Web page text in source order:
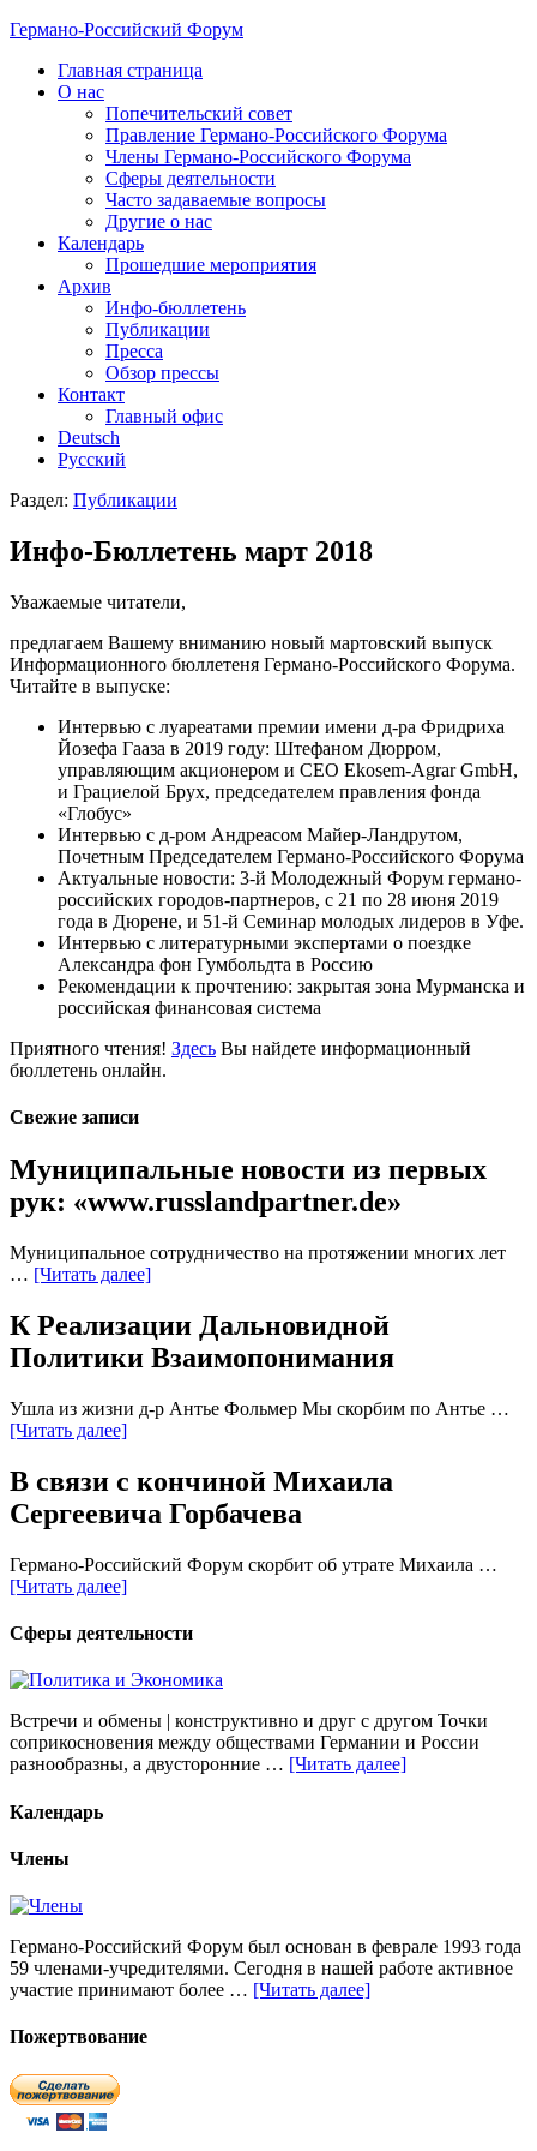
Германо-Российский Форум
Главная страница
О нас
Попечительский совет
Правление Германо-Российского Форума
Члены Германо-Российского Форума
Сферы деятельности
Часто задаваемые вопросы
Другие о нас
Календарь
Прошедшие мероприятия
Архив
Инфо-бюллетень
Публикации
Пресса
Обзор прессы
Контакт
Главный офис
Deutsch
Русский
Раздел: Публикации
Инфо-Бюллетень март 2018
Уважаемые читатели,
предлагаем Вашему вниманию новый мартовский выпуск
Информационного бюллетеня Германо-Российского Форума.
Читайте в выпуске:
Интервью с луареатами премии имени д-ра Фридриха
Йозефа Гааза в 2019 году: Штефаном Дюрром,
управляющим акционером и CEO Ekosem-Agrar GmbH,
и Грациелой Брух, председателем правления фонда
«Глобус»
Интервью с д-ром Андреасом Майер-Ландрутом,
Почетным Председателем Германо-Российского Форума
Актуальные новости: 3-й Молодежный Форум германо-
российских городов-партнеров, с 21 по 28 июня 2019
года в Дюрене, и 51-й Семинар молодых лидеров в Уфе.
Интервью с литературными экспертами о поездке
Александра фон Гумбольдта в Россию
Рекомендации к прочтению: закрытая зона Мурманска и
российская финансовая система
Приятного чтения! Здесь Вы найдете информационный
бюллетень онлайн.
Свежие записи
Муниципальные новости из первых
рук: «www.russlandpartner.de»
Муниципальное сотрудничество на протяжении многих лет
… [Читать далее]
К Реализации Дальновидной
Политики Взаимопонимания
Ушла из жизни д-р Антье Фольмер Мы скорбим по Антье …
[Читать далее]
В связи с кончиной Михаила
Сергеевича Горбачева
Германо-Российский Форум скорбит об утрате Михаила …
[Читать далее]
Сферы деятельности
Встречи и обмены | конструктивно и друг с другом Точки
соприкосновения между обществами Германии и России
разнообразны, а двусторонние … [Читать далее]
Календарь
Члены
Германо-Российский Форум был основан в феврале 1993 года
59 членами-учредителями. Сегодня в нашей работе активное
участие принимают более … [Читать далее]
Пожертвование